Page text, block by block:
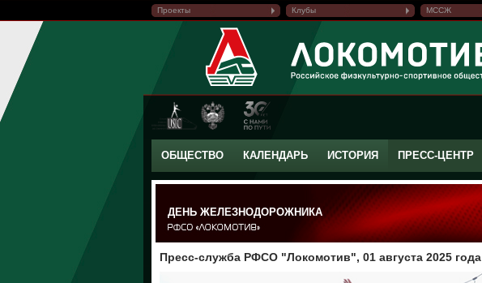
Проекты Клубы МССЖ
ОБЩЕСТВО КАЛЕНДАРЬ ИСТОРИЯ ПРЕСС-ЦЕНТР
ДЕНЬ ЖЕЛЕЗНОДОРОЖНИКА
Пресс-служба РФСО "Локомотив", 01 августа 2025 года